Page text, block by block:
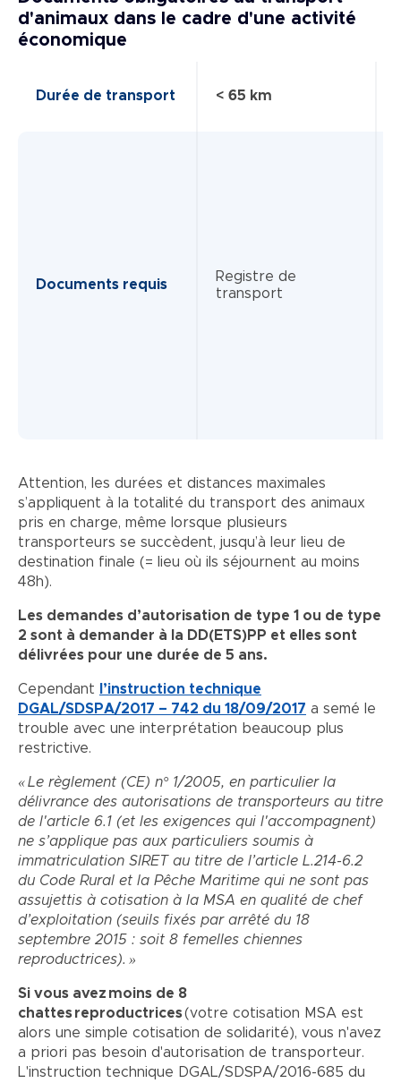
d'animaux dans le cadre d'une activité
économique
Durée de transport < 65 km
Documents requis
Registre de
transport
Attention, les durées et distances maximales
s’appliquent à la totalité du transport des animaux
pris en charge, même lorsque plusieurs
transporteurs se succèdent, jusqu’à leur lieu de
destination finale (= lieu où ils séjournent au moins
48h).
Les demandes d’autorisation de type 1 ou de type
2 sont à demander à la DD(ETS)PP et elles sont
délivrées pour une durée de 5 ans.
Cependant
l’instruction technique
DGAL/SDSPA/2017 – 742 du 18/09/2017 a semé le
trouble avec une interprétation beaucoup plus
restrictive.
« Le règlement (CE) n° 1/2005, en particulier la
délivrance des autorisations de transporteurs au titre
de l'article 6.1 (et les exigences qui l'accompagnent)
ne s’applique pas aux particuliers soumis à
immatriculation SIRET au titre de l’article L.214-6.2
du Code Rural et la Pêche Maritime qui ne sont pas
assujettis à cotisation à la MSA en qualité de chef
d’exploitation (seuils fixés par arrêté du 18
septembre 2015 : soit 8 femelles chiennes
reproductrices). »
Si vous avez moins de 8
chattes reproductrices(votre cotisation MSA est
alors une simple cotisation de solidarité), vous n'avez
a priori pas besoin d'autorisation de transporteur.
L'instruction technique DGAL/SDSPA/2016-685 du